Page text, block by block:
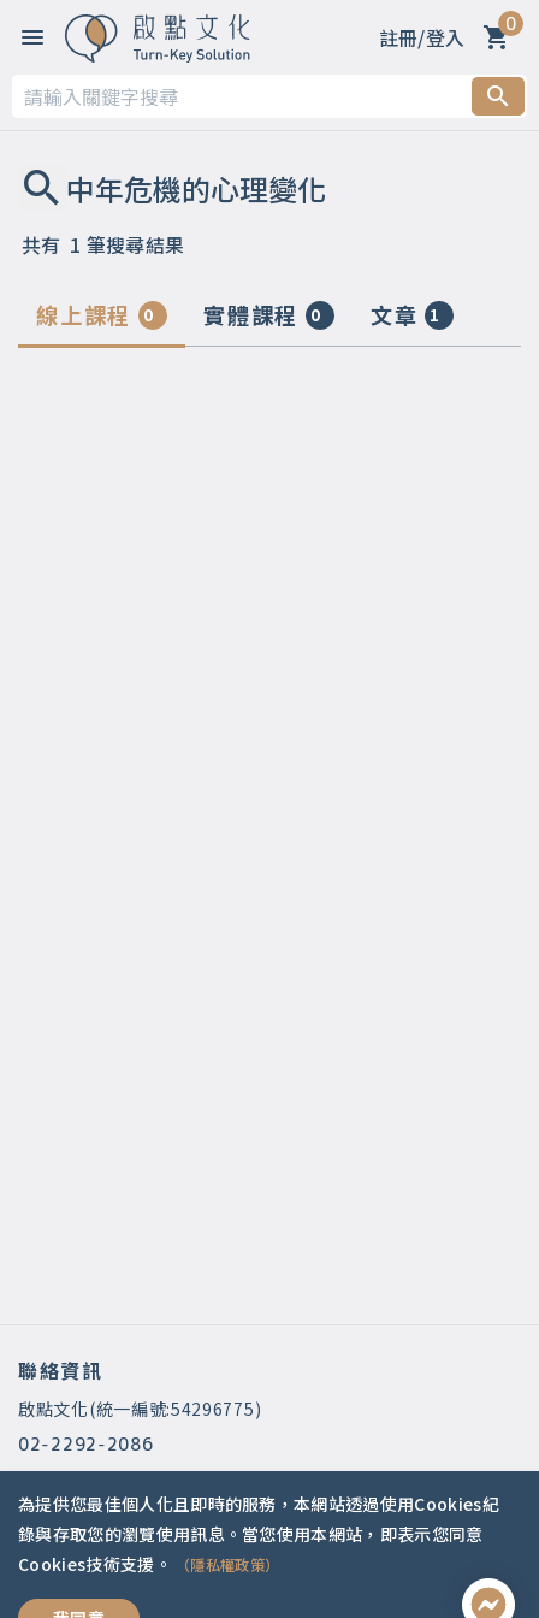
註冊/登入 0
共有 1 筆搜尋結果
線上課程 0 實體課程 0 文章 1
聯絡資訊
啟點文化(統一編號:54296775)
02-2292-2086
service@koob.com.tw
服務時間
週一至週五 10:00-18:00
國定假日公休
為提供您最佳個人化且即時的服務，本網站透過使用Cookies紀
錄與存取您的瀏覽使用訊息。當您使用本網站，即表示您同意
Cookies技術支援。
（隱私權政策）